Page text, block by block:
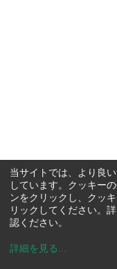
当サイトでは、より良
しています。クッキー
ンをクリックし、クッ
リックしてください。
認ください。
詳細を見る ...